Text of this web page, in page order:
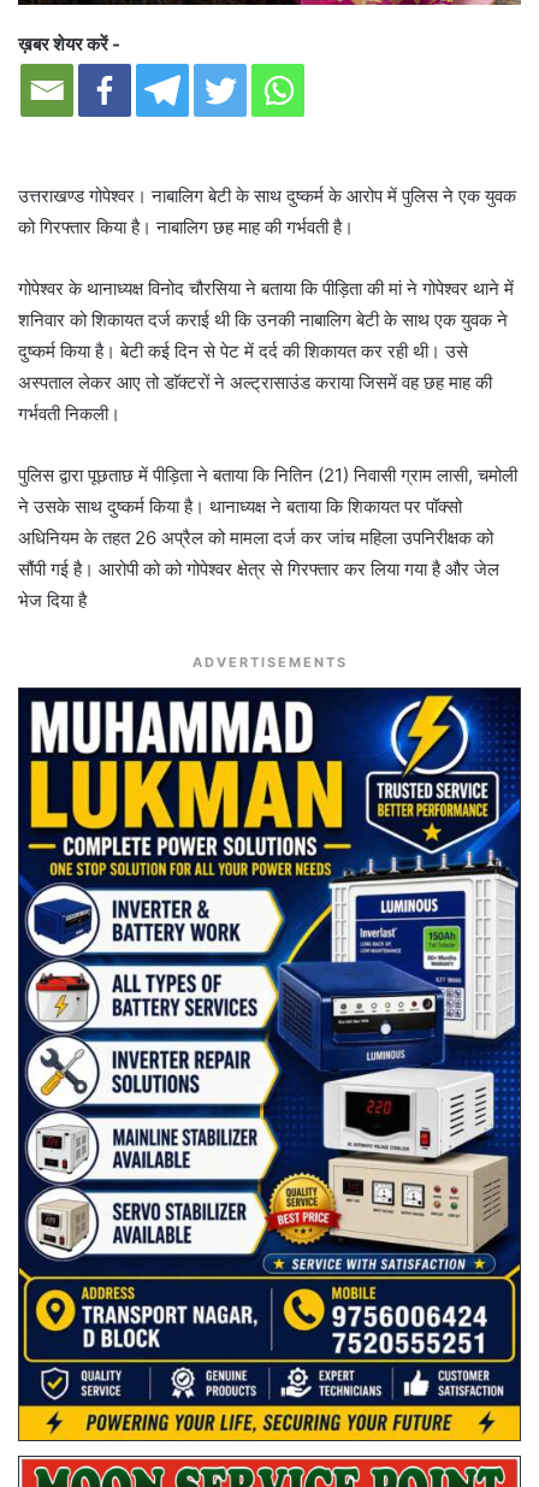
ख़बर शेयर करें -
उत्तराखण्ड गोपेश्वर। नाबालिग बेटी के साथ दुष्कर्म के आरोप में पुलिस ने एक युवक
को गिरफ्तार किया है। नाबालिग छह माह की गर्भवती है।
गोपेश्वर के थानाध्यक्ष विनोद चौरसिया ने बताया कि पीड़िता की मां ने गोपेश्वर थाने में
शनिवार को शिकायत दर्ज कराई थी कि उनकी नाबालिग बेटी के साथ एक युवक ने
दुष्कर्म किया है। बेटी कई दिन से पेट में दर्द की शिकायत कर रही थी। उसे
अस्पताल लेकर आए तो डाॅक्टरों ने अल्ट्रासाउंड कराया जिसमें वह छह माह की
गर्भवती निकली।
पुलिस द्वारा पूछताछ में पीड़िता ने बताया कि नितिन (21) निवासी ग्राम लासी, चमोली
ने उसके साथ दुष्कर्म किया है। थानाध्यक्ष ने बताया कि शिकायत पर पॉक्सो
अधिनियम के तहत 26 अप्रैल को मामला दर्ज कर जांच महिला उपनिरीक्षक को
सौंपी गई है। आरोपी को को गोपेश्वर क्षेत्र से गिरफ्तार कर लिया गया है और जेल
भेज दिया है
ADVERTISEMENTS